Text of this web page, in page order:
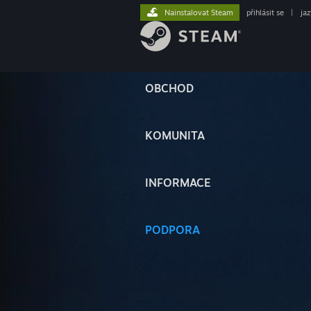
OBCHOD
KOMUNITA
INFORMACE
PODPORA
Nainstalovat Steam přihlásit se